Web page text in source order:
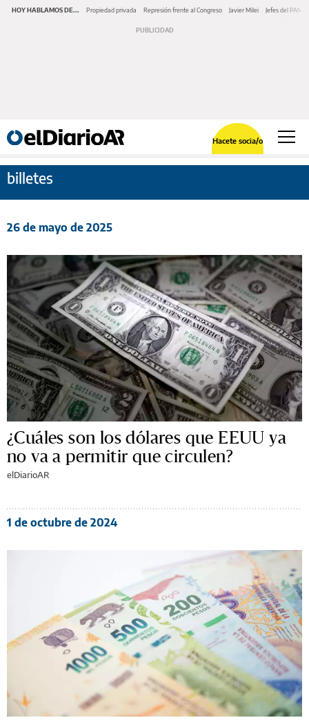
HOY HABLAMOS DE... Propiedad privada Represión frente al Congreso Javier Milei Jefes del PAMI
Hacete socia/o
billetes
26 de mayo de 2025
¿Cuáles son los dólares que EEUU ya
no va a permitir que circulen?
elDiarioAR
1 de octubre de 2024